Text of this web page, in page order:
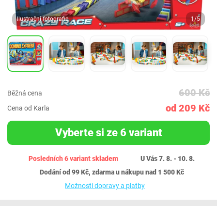
Ilustrační fotografie 1/5
Běžná cena 600 Kč
Cena od Karla od 209 Kč
Vyberte si ze 6 variant
Posledních 6 variant skladem
U Vás 7. 8. - 10. 8.
Dodání od 99 Kč, zdarma u nákupu nad 1 500 Kč
Možnosti dopravy a platby